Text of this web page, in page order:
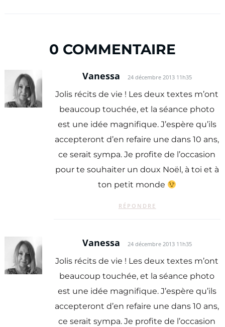
0 COMMENTAIRE
Vanessa 24 décembre 2013 11h35
Jolis récits de vie ! Les deux textes m’ont
beaucoup touchée, et la séance photo
est une idée magnifique. J’espère qu’ils
accepteront d’en refaire une dans 10 ans,
ce serait sympa. Je profite de l’occasion
pour te souhaiter un doux Noël, à toi et à
ton petit monde
RÉPONDRE
Vanessa 24 décembre 2013 11h35
Jolis récits de vie ! Les deux textes m’ont
beaucoup touchée, et la séance photo
est une idée magnifique. J’espère qu’ils
accepteront d’en refaire une dans 10 ans,
ce serait sympa. Je profite de l’occasion